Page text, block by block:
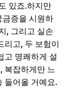
있죠.하지만
금증을 시원하
, 그리고 실손
리고, 두 보험이
고 명쾌하게 설
복잡하게만 느
들어올 거예요.